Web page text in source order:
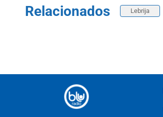
Relacionados Lebrija